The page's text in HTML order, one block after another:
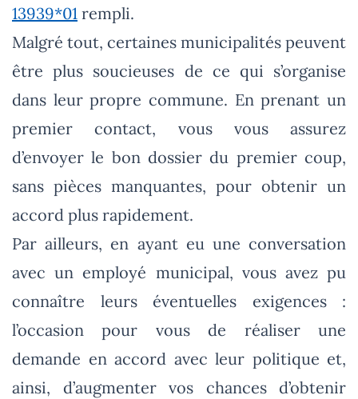
13939*01 rempli.
Malgré tout, certaines municipalités peuvent
être plus soucieuses de ce qui s’organise
dans leur propre commune. En prenant un
premier contact, vous vous assurez
d’envoyer le bon dossier du premier coup,
sans pièces manquantes, pour obtenir un
accord plus rapidement.
Par ailleurs, en ayant eu une conversation
avec un employé municipal, vous avez pu
connaître leurs éventuelles exigences :
l’occasion pour vous de réaliser une
demande en accord avec leur politique et,
ainsi, d’augmenter vos chances d’obtenir